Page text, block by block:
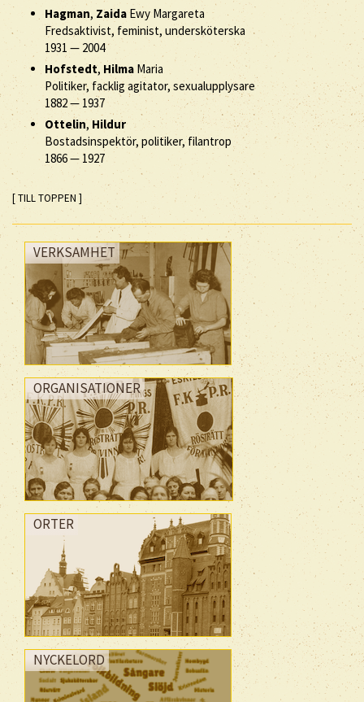
Hagman, ZaidaEwy Margareta
Fredsaktivist, feminist, undersköterska
1931 — 2004
Hofstedt, Hilma Maria
Politiker, facklig agitator, sexualupplysare
1882— 1937
Ottelin,Hildur
Bostadsinspektör, politiker, filantrop
1866— 1927
[ TILL TOPPEN ]
VERKSAMHET
ORGANISATIONER
ORTER
NYCKELORD